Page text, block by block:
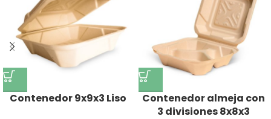
Contenedor 9x9x3 Liso
Contenedor almeja con
3 divisiones 8x8x3